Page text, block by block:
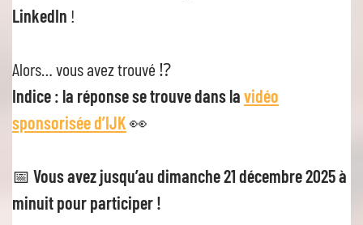
LinkedIn !
Alors… vous avez trouvé ⁉️
Indice : la réponse se trouve dans lavidéo
sponsorisée d’IJK👀
📅 Vous avez jusqu’au dimanche 21 décembre 2025 à
minuit pour participer !